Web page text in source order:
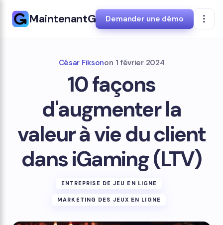
MaintenantG Demander une démo
César Fiksonon 1 février 2024
10 façons
d'augmenter la
valeur à vie du client
dans iGaming (LTV)
ENTREPRISE DE JEU EN LIGNE
MARKETING DES JEUX EN LIGNE